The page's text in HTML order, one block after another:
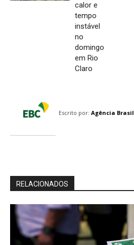
calor e
tempo
instável
no
domingo
em Rio
Claro
Escrito por: Agência Brasil
RELACIONADOS